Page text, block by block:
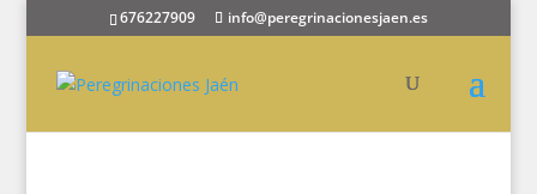
676227909 info@peregrinacionesjaen.es